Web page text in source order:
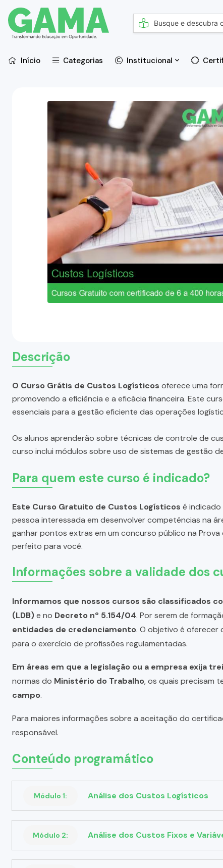
Início Categorias Institucional
Descrição
O Curso Grátis de Custos Logísticos oferece uma
promovendo a eficiência e a eficácia financeira. Este
essenciais para a gestão eficiente das operações
Os alunos aprenderão sobre técnicas de controle de
curso inclui módulos sobre uso de sistemas de gestão
Para quem este curso é indicado?
Este Curso Gratuito de Custos Logísticos é
pessoa interessada em desenvolver competências na
ganhar pontos extras em um concurso público na
perfeito para você.
Informações sobre a validade dos
Informamos que nossos cursos são classificados
(LDB)e no Decreto nº 5.154/04. Por serem de
entidades de credenciamento. O objetivo é oferecer
para o exercício de profissões regulamentadas.
Em áreas em que a legislação ou a empresa exija
normas do Ministério do Trabalho, os quais precisam
campo.
Para maiores informações sobre a aceitação do
responsável.
Conteúdo programático
Módulo 1: Análise dos Custos Logísticos
Módulo 2: Análise dos Custos Fixos e